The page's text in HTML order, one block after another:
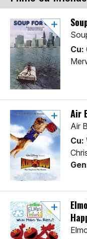
Cu:
Air
Air
Cu: